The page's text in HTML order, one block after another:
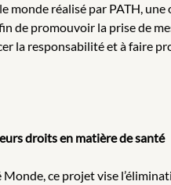
réalisé par PATH,
de promouvoir la prise de
la responsabilité et à faire
droits en matière de santé
ce projet vise